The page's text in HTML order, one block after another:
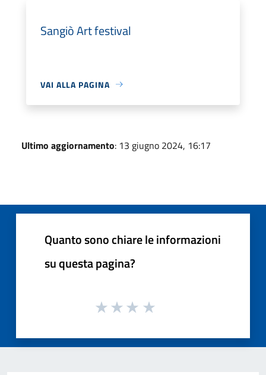
Sangiò Art festival
VAI ALLA PAGINA
Ultimo aggiornamento: 13 giugno 2024, 16:17
Quanto sono chiare le informazioni
su questa pagina?